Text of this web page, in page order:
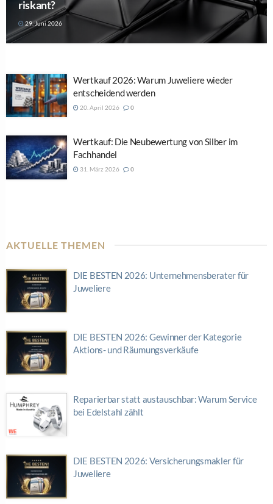
riskant?
29. Juni 2026
Wertkauf 2026: Warum Juweliere wieder
entscheidend werden
20. April 2026 0
Wertkauf: Die Neubewertung von Silber im
Fachhandel
31. März 2026 0
AKTUELLE THEMEN
DIE BESTEN 2026: Unternehmensberater für
Juweliere
DIE BESTEN 2026: Gewinner der Kategorie
Aktions- und Räumungsverkäufe
Reparierbar statt austauschbar: Warum Service
bei Edelstahl zählt
DIE BESTEN 2026: Versicherungsmakler für
Juweliere